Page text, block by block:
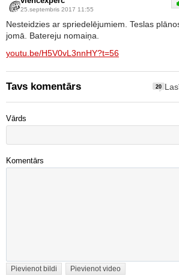
25.septembris 2017 11:55
Nesteidzies ar spriedelējumiem. Teslas
jomā. Batereju nomaiņa.
youtu.be/H5V0vL3nnHY?t=56
Tavs komentārs 20
Vārds
Komentārs
Pievienot bildi Pievienot video